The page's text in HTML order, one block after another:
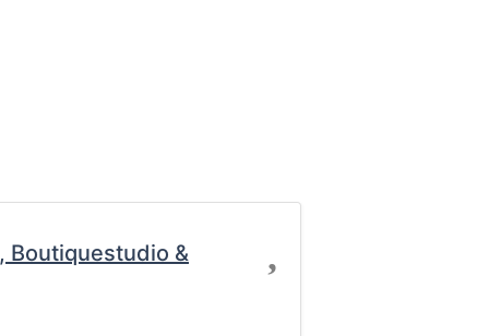
Boutiquestudio &